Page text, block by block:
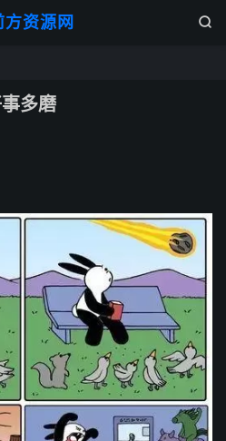
方资源网 
多磨